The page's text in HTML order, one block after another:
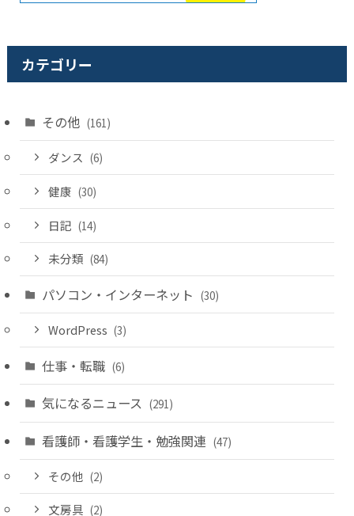
カテゴリー
その他 (161)
ダンス (6)
健康 (30)
日記 (14)
未分類 (84)
パソコン・インターネット (30)
WordPress (3)
仕事・転職 (6)
気になるニュース (291)
看護師・看護学生・勉強関連 (47)
その他 (2)
文房具 (2)